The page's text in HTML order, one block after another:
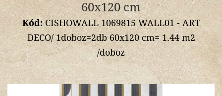
60x120 cm
Kód:CISHOWALL 1069815 WALL01 - ART
DECO/ 1doboz=2db 60x120 cm= 1.44 m2
/doboz